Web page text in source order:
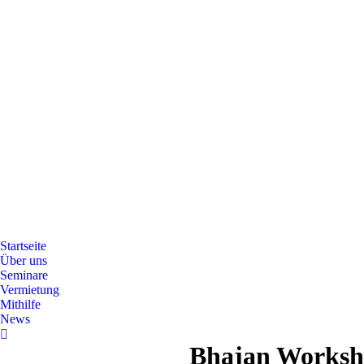
Startseite
Über uns
Seminare
Vermietung
Mithilfe
News
Search:
Bhajan